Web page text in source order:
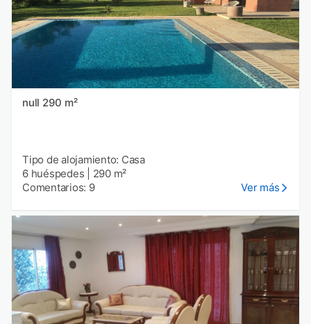
null 290 m²
Tipo de alojamiento: Casa
6 huéspedes
290 m²
Comentarios: 9
Ver más